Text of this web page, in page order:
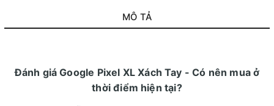
MÔ TẢ
Đánh giá Google Pixel XL Xách Tay - Có nên mua ở
thời điểm hiện tại?